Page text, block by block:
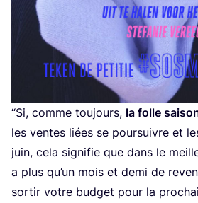
“Si, comme tou­jours, la folle
les ventes liées se pour­suivre et
juin, cela signi­fie que dans le
a plus qu’un mois et demi de
sor­tir votre bud­get pour la